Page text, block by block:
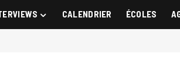
CALENDRIER ÉCOLES